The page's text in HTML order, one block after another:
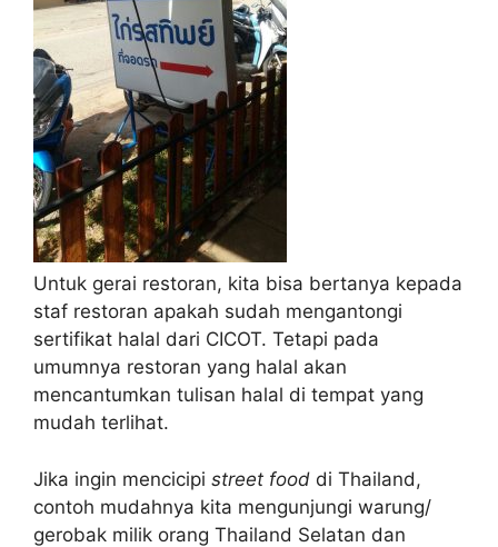
Untuk gerai restoran, kita bisa bertanya kepada
staf restoran apakah sudah mengantongi
sertifikat halal dari CICOT. Tetapi pada
umumnya restoran yang halal akan
mencantumkan tulisan halal di tempat yang
mudah terlihat.
Jika ingin mencicipi street food di Thailand,
contoh mudahnya kita mengunjungi warung/
gerobak milik orang Thailand Selatan dan